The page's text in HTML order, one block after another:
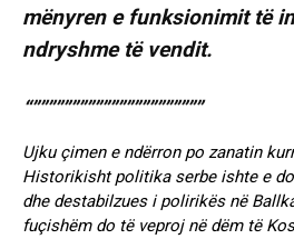
mënyren e funksionimit të
ndryshme të vendit.
“””””””””””””””””””””””
Ujku çimen e ndërron po zanatin
Historikisht politika serbe ishte e
dhe destabilzues i polirikës në
fuçishëm do të veproj në dëm të